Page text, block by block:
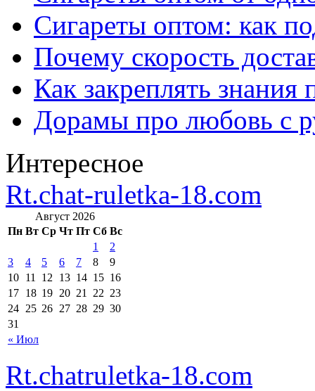
Сигареты оптом: как
Почему скорость
Как закреплять знания
Дорамы про любовь с
Интересное
Rt.chat-ruletka-18.com
Август 2026
Пн Вт Ср Чт Пт Сб Вс
« Июл
1
2
3
4 5 6 7 8
9
10 11 12 13 14 15 16
17 18 19 20 21 22 23
24 25 26 27 28 29 30
31
Rt.chatruletka-18.com